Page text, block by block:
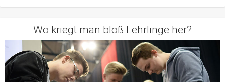
Wo kriegt man bloß Lehrlinge her?